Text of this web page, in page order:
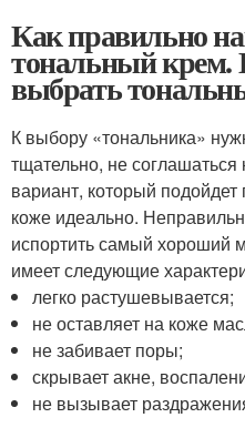
Как правильно
тональный крем.
выбрать
К выбору «тональника»
тщательно, не
вариант, который
коже идеально.
испортить самый хороший
имеет следующие
легко растушевывается;
не оставляет на коже
не забивает поры;
скрывает акне,
не вызывает